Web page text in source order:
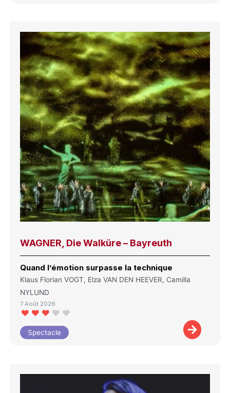
WAGNER, Die Walküre – Bayreuth
Quand l’émotion surpasse la technique
Klaus Florian VOGT, Elza VAN DEN HEEVER, Camilla
NYLUND
7 Août 2026
Spectacle